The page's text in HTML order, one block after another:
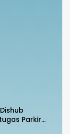
Parkir
Pengenal